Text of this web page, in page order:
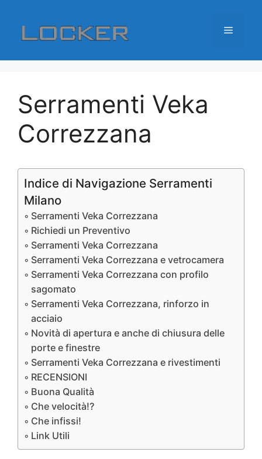
contenuto
Menu
Serramenti Veka
Correzzana
Indice di Navigazione Serramenti
Milano
Serramenti Veka Correzzana
Richiedi un Preventivo
Serramenti Veka Correzzana
Serramenti Veka Correzzana e vetrocamera
Serramenti Veka Correzzana con profilo
sagomato
Serramenti Veka Correzzana, rinforzo in
acciaio
Novità di apertura e anche di chiusura delle
porte e finestre
Serramenti Veka Correzzana e rivestimenti
RECENSIONI
Buona Qualità
Che velocità!?
Che infissi!
Link Utili